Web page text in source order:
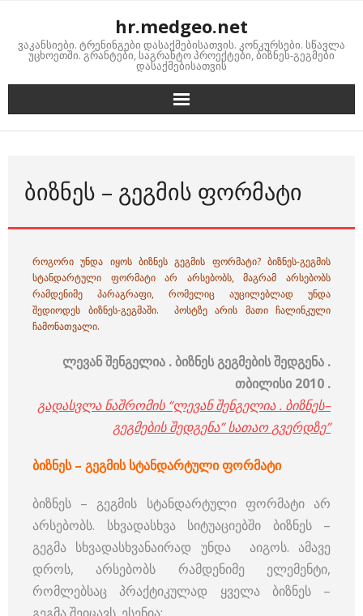
content
hr.medgeo.net
ვაკანსიები. ტრენინგები დასაქმებისათვის. კონკურსები. სწავლა
უცხოეთში. გრანტები, საგრანტო პროექტები, ბიზნეს-გეგმები
დასაქმებისათვის
ᲑᲘᲖᲜᲔᲡ – ᲒᲔᲒᲛᲘᲡ ᲤᲝᲠᲛᲐᲢᲘ
როგორი უნდა იყოს ბიზნეს გეგმის ფორმატი? ბიზნეს-გეგმის
სტანდარტული ფორმატი არ არსებობს, მაგრამ არსებობს
რამდენიმე პარაგრაფი, რომელიც აუცილებლად უნდა
შედიოდეს ბიზნეს-გეგმაში. პოსტზე არის მათი ჩალინკული
ჩამონათვალი.
ლევან შენგელია . ბიზნეს გეგმების შედგენა .
თბილისი 2010 .
გადასვლა ნაშრომის“ლევანშენგელია. ბიზნეს–
გეგმების შედგენა”სათაოგვერდზე”
ბიზნეს– გეგმის სტანდარტულიფორმატი
ბიზნეს – გეგმის სტანდარტული ფორმატი არ
არსებობს. სხვადასხვა სიტუაციებში ბიზნეს –
გეგმა სხვადასხვანაირად უნდა აიგოს. ამავე
დროს, არსებობს რამდენიმე ელემენტი,
რომლებსაც პრაქტიკულად ყველა ბიზნეს –